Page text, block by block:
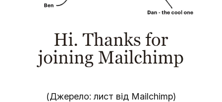
(Джерело: лист від Mailchimp)